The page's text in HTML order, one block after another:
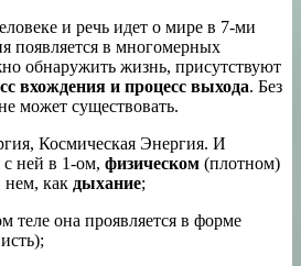
и речь идет о мире в 7-ми
появляется в многомерных
обнаружить жизнь, присутствуют
вхождения и процесс выхода. Без
может существовать.
Космическая Энергия. И
ней в 1-ом, физическом (плотном)
нем, как дыхание;
теле она проявляется в форме